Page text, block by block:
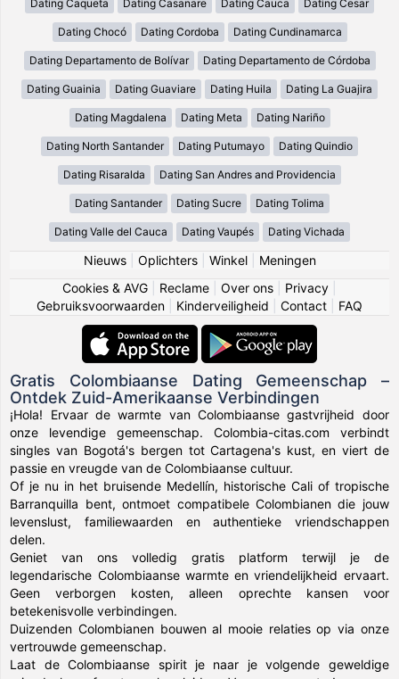
Dating Caqueta Dating Casanare Dating Cauca Dating Cesar
Dating Chocó Dating Cordoba Dating Cundinamarca
Dating Departamento de Bolívar Dating Departamento de Córdoba
Dating Guainia Dating Guaviare Dating Huila Dating La Guajira
Dating Magdalena Dating Meta Dating Nariño
Dating North Santander Dating Putumayo Dating Quindio
Dating Risaralda Dating San Andres and Providencia
Dating Santander Dating Sucre Dating Tolima
Dating Valle del Cauca Dating Vaupés Dating Vichada
Nieuws| Oplichters| Winkel| Meningen
Cookies & AVG
Reclame Over ons Privacy
Gebruiksvoorwaarden
Kinderveiligheid Contact FAQ
Gratis Colombiaanse Dating Gemeenschap –
Ontdek Zuid-Amerikaanse Verbindingen
¡Hola! Ervaar de warmte van Colombiaanse gastvrijheid door
onze levendige gemeenschap. Colombia-citas.com verbindt
singles van Bogotá's bergen tot Cartagena's kust, en viert de
passie en vreugde van de Colombiaanse cultuur.
Of je nu in het bruisende Medellín, historische Cali of tropische
Barranquilla bent, ontmoet compatibele Colombianen die jouw
levenslust, familiewaarden en authentieke vriendschappen
delen.
Geniet van ons volledig gratis platform terwijl je de
legendarische Colombiaanse warmte en vriendelijkheid ervaart.
Geen verborgen kosten, alleen oprechte kansen voor
betekenisvolle verbindingen.
Duizenden Colombianen bouwen al mooie relaties op via onze
vertrouwde gemeenschap.
Laat de Colombiaanse spirit je naar je volgende geweldige